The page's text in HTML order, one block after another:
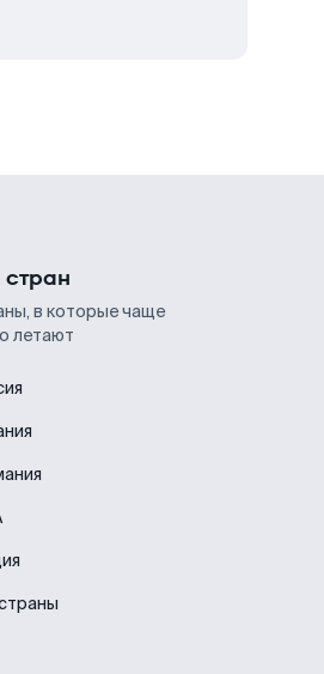
стран
в которые чаще
летают